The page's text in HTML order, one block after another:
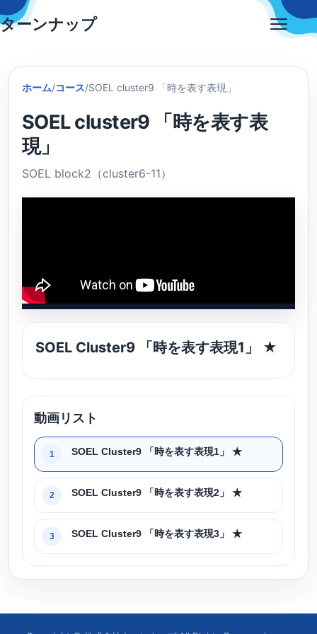
Skip
to
ターンナップ
ホーム/コース/SOEL cluster9 「時を表す表現」
SOEL cluster9 「時を表す表
現」
SOEL block2（cluster6-11）
SOEL Cluster9 「時を表す表現1」 ★
動画リスト
1 SOEL Cluster9 「時を表す表現1」 ★
2 SOEL Cluster9 「時を表す表現2」 ★
3 SOEL Cluster9 「時を表す表現3」 ★